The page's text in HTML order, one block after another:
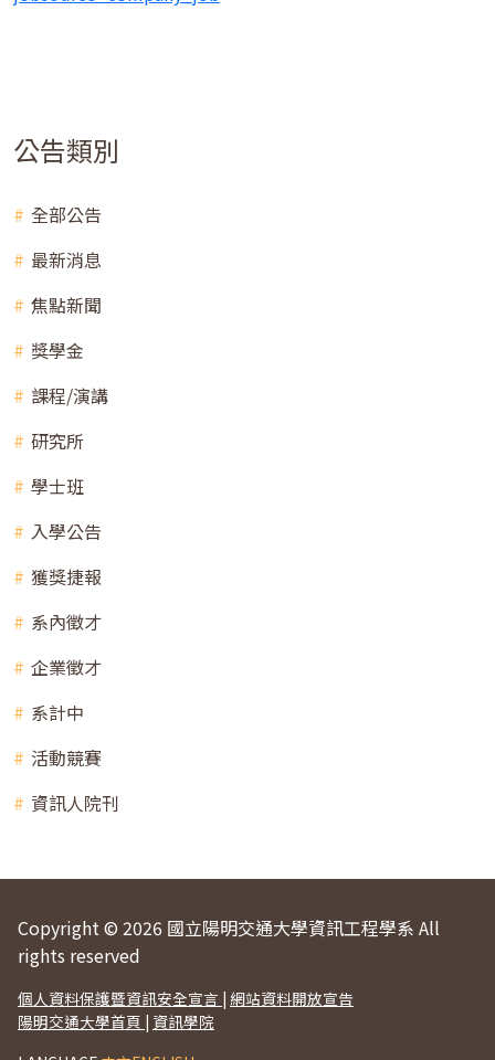
公告類別
全部公告
最新消息
焦點新聞
獎學金
課程/演講
研究所
學士班
入學公告
獲獎捷報
系內徵才
企業徵才
系計中
活動競賽
資訊人院刊
Copyright © 2026 國立陽明交通大學資訊工程學系 All
rights reserved
個人資料保護暨資訊安全宣言 | 網站資料開放宣告
陽明交通大學首頁 | 資訊學院